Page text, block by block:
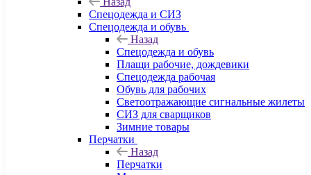
Спецодежда и СИЗ
Спецодежда и обувь
Назад
Спецодежда и обувь
Плащи рабочие, дождевики
Спецодежда рабочая
Обувь для рабочих
Светоотражающие сигнальные жилеты
СИЗ для сварщиков
Зимние товары
Перчатки
Назад
Перчатки